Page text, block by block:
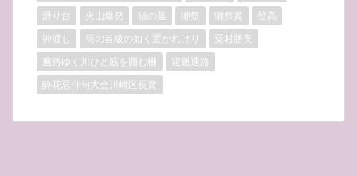
滑り台
火山爆発 猫の墓 獺祭 獺祭賞
登高
神渡し
筍の首級の如く置かれけり
粟村勝美
遍路ゆく川ひと筋を囲む柵
避難通路
酔花忌俳句大会川崎区長賞